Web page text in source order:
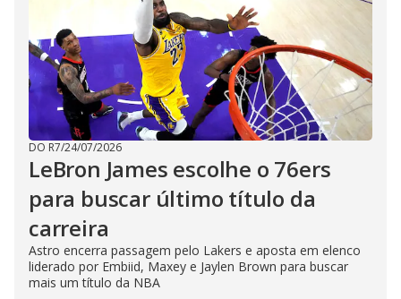
DO R7/24/07/2026
LeBron James escolhe o 76ers
para buscar último título da
carreira
Astro encerra passagem pelo Lakers e aposta em elenco
liderado por Embiid, Maxey e Jaylen Brown para buscar
mais um título da NBA